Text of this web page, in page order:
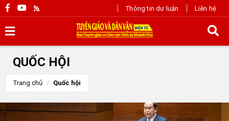
Thông tin dư luận Liên hệ
QUỐC HỘI
Trang chủ Quốc hội